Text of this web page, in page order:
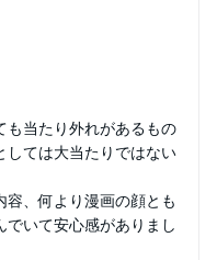
も当たり外れがあるもの
しては大当たりではない
、何より漫画の顔とも
いて安心感がありまし